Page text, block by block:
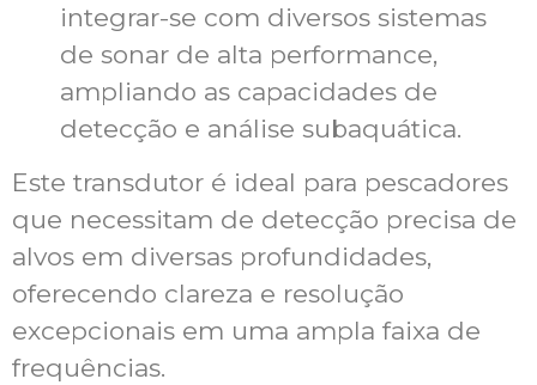
integrar-se com diversos sistemas
de sonar de alta performance,
ampliando as capacidades de
detecção e análise subaquática.
Este transdutor é ideal para pescadores
que necessitam de detecção precisa de
alvos em diversas profundidades,
oferecendo clareza e resolução
excepcionais em uma ampla faixa de
frequências.